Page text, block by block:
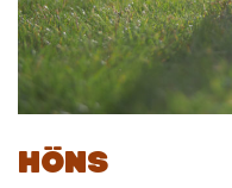
HÖNS